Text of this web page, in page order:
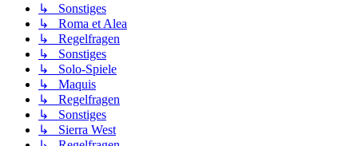
↳ Sonstiges
↳ Roma et Alea
↳ Regelfragen
↳ Sonstiges
↳ Solo-Spiele
↳ Maquis
↳ Regelfragen
↳ Sonstiges
↳ Sierra West